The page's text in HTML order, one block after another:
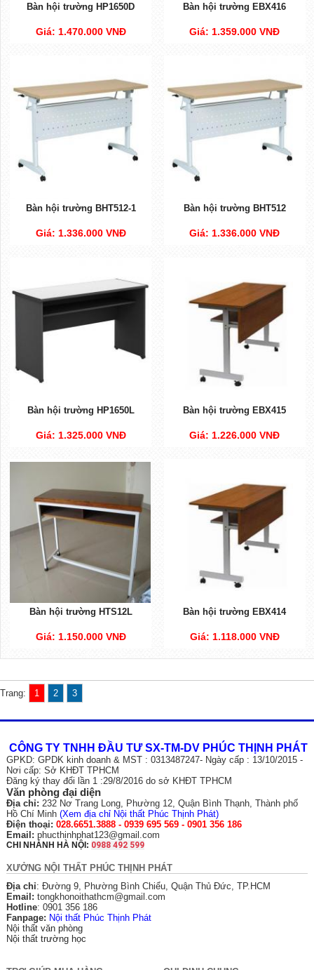
Bàn hội trường HP1650D
Giá: 1.470.000 VNĐ
Bàn hội trường EBX416
Giá: 1.359.000 VNĐ
Bàn hội trường BHT512-1
Giá: 1.336.000 VNĐ
Bàn hội trường BHT512
Giá: 1.336.000 VNĐ
Bàn hội trường HP1650L
Giá: 1.325.000 VNĐ
Bàn hội trường EBX415
Giá: 1.226.000 VNĐ
Bàn hội trường HTS12L
Giá: 1.150.000 VNĐ
Bàn hội trường EBX414
Giá: 1.118.000 VNĐ
Trang: 1 2 3
CÔNG TY TNHH ĐẦU TƯ SX-TM-DV PHÚC THỊNH PHÁT
GPKD: GPDK kinh doanh & MST : 0313487247- Ngày cấp : 13/10/2015 -
Nơi cấp: Sở KHĐT TPHCM
Đăng ký thay đổi lần 1 :29/8/2016 do sở KHĐT TPHCM
Văn phòng đại diện
Địa chỉ: 232 Nơ Trang Long, Phường 12, Quận Bình Thạnh, Thành phố
Hồ Chí Minh (Xem địa chỉ Nội thất Phúc Thịnh Phát)
Điện thoại: 028.6651.3888 - 0939 695 569 - 0901 356 186
Email: phucthinhphat123@gmail.com
CHI NHÁNH HÀ NỘI: 0988 492 599
XƯỞNG NỘI THẤT PHÚC THỊNH PHÁT
Địa chỉ: Đường 9, Phường Bình Chiểu, Quận Thủ Đức, TP.HCM
Email: tongkhonoithathcm@gmail.com
Hotline: 0901 356 186
Fanpage: Nội thất Phúc Thịnh Phát
Nội thất văn phòng
Nội thất trường học